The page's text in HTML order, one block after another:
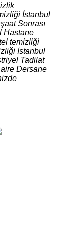
İstanbul
Sonrası
Hastane
temizliği
İstanbul
Tadilat
Dersane